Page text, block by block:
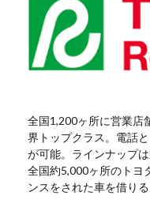
全国1,200ヶ所に営業店
界トップクラス。電話
が可能。ラインナップ
全国約5,000ヶ所のトヨ
ンスをされた車を借り